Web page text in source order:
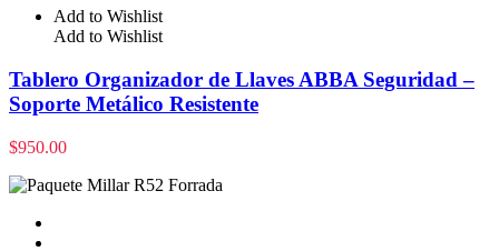
Add to Wishlist
Add to Wishlist
Tablero Organizador de Llaves ABBA Seguridad –
Soporte Metálico Resistente
$950.00